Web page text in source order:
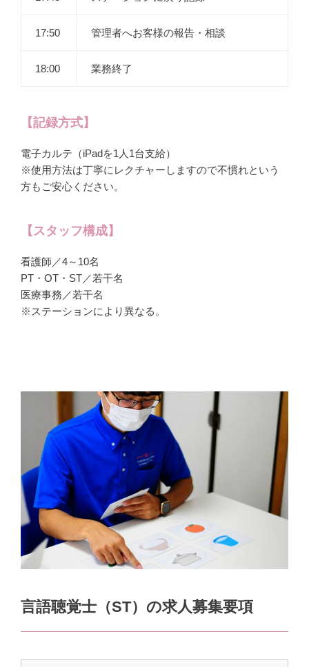
17:50 管理者へお客様の報告・相談
18:00 業務終了
【記録方式】
電子カルテ（iPadを1人1台支給）
※使用方法は丁寧にレクチャーしますので不慣れという
方もご安心ください。
【スタッフ構成】
看護師／4～10名
PT・OT・ST／若干名
医療事務／若干名
※ステーションにより異なる。
言語聴覚士（ST）の求人募集要項